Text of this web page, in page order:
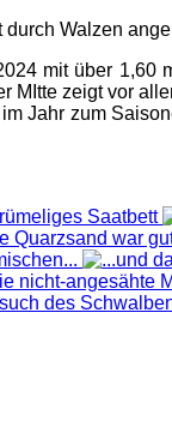
Walzen
mit über
zeigt vor
Jahr zum